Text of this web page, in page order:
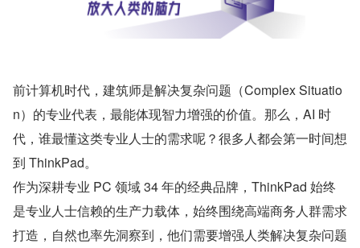
前计算机时代，建筑师是解决复杂问题（Complex Situatio
n）的专业代表，最能体现智力增强的价值。那么，AI 时
代，谁最懂这类专业人士的需求呢？很多人都会第一时间想
到 ThinkPad。
作为深耕专业 PC 领域 34 年的经典品牌，ThinkPad 始终
是专业人士信赖的生产力载体，始终围绕高端商务人群需求
打造，自然也率先洞察到，他们需要增强人类解决复杂问题